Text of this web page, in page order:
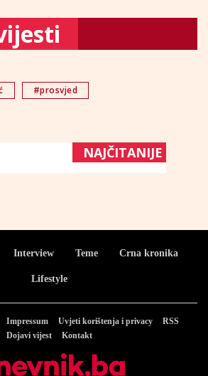
#prosvjed
NAJČITANIJE
Interview Teme Crna kronika
Lifestyle
Impressum Uvjeti korištenja i privacy
RSS
Dojavi vijest
Kontakt